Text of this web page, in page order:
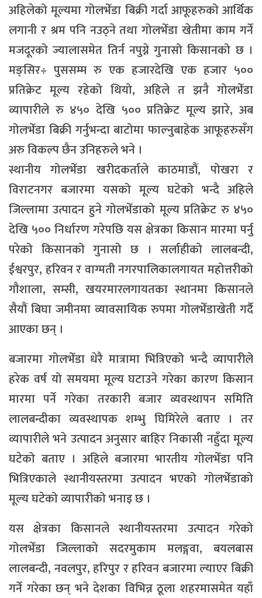
अहिलेको मूल्यमा गोलभेँडा बिक्री गर्दा आफूहरुको आर्थिक
लगानी र श्रम पनि नउठ्ने तथा गोलभेँडा खेतीमा काम गर्ने
मजदूरको ज्यालासमेत तिर्न नपुग्ने गुनासो किसानको छ ।
मङ्सिर÷ पुससम्म रु एक हजारदेखि एक हजार ५००
प्रतिक्रेट मूल्य रहेको थियो, अहिले त झनै गोलभेँडा
व्यापारीले रु ४५० देखि ५०० प्रतिक्रेट मूल्य झारे, अब
गोलभेँडा बिक्री गर्नुभन्दा बाटोमा फाल्नुबाहेक आफूहरुसँग
अरु विकल्प छैन उनिहरुले भने ।
स्थानीय गोलभेँडा खरीदकर्ताले काठमाडौं, पोखरा र
विराटनगर बजारमा यसको मूल्य घटेको भन्दै अहिले
जिल्लामा उत्पादन हुने गोलभेँडाको मूल्य प्रतिक्रेट रु ४५०
देखि ५०० निर्धारण गरेपछि यस क्षेत्रका किसान मारमा पर्नु
परेको किसानको गुनासो छ । सर्लाहीको लालबन्दी,
ईश्वरपुर, हरिवन र वाग्मती नगरपालिकालगायत महोत्तरीको
गौशाला, सम्सी, खयरमारलगायतका स्थानमा किसानले
सैयौं बिघा जमीनमा व्यावसायिक रुपमा गोलभेँडाखेती गर्दै
आएका छन् ।
बजारमा गोलभेँडा धेरै मात्रामा भित्रिएको भन्दै व्यापारीले
हरेक वर्ष यो समयमा मूल्य घटाउने गरेका कारण किसान
मारमा पर्ने गरेका तरकारी बजार व्यवस्थापन समिति
लालबन्दीका व्यवस्थापक शम्भु घिमिरेले बताए । तर
व्यापारीले भने उत्पादन अनुसार बाहिर निकासी नहुँदा मूल्य
घटेको बताए । अहिले बजारमा भारतीय गोलभेँडा पनि
भित्रिएकाले स्थानीयस्तरमा उत्पादन भएको गोलभेँडाको
मूल्य घटेको व्यापारीको भनाइ छ ।
यस क्षेत्रका किसानले स्थानीयस्तरमा उत्पादन गरेको
गोलभेँडा जिल्लाको सदरमुकाम मलङ्गवा, बयलबास
लालबन्दी, नवलपुर, हरिपुर र हरिवन बजारमा ल्याएर बिक्री
गर्ने गरेका छन् भने देशका विभिन्न ठूला शहरमासमेत यहाँ